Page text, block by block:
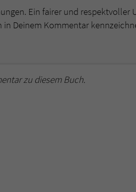
Ein fairer und
Deinem Kommentar
zu diesem Buch.